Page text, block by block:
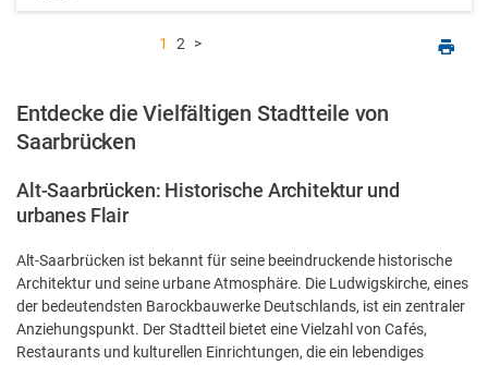
1 2 >
Entdecke die Vielfältigen Stadtteile von
Saarbrücken
Alt-Saarbrücken: Historische Architektur und
urbanes Flair
Alt-Saarbrücken ist bekannt für seine beeindruckende historische
Architektur und seine urbane Atmosphäre. Die Ludwigskirche, eines
der bedeutendsten Barockbauwerke Deutschlands, ist ein zentraler
Anziehungspunkt. Der Stadtteil bietet eine Vielzahl von Cafés,
Restaurants und kulturellen Einrichtungen, die ein lebendiges